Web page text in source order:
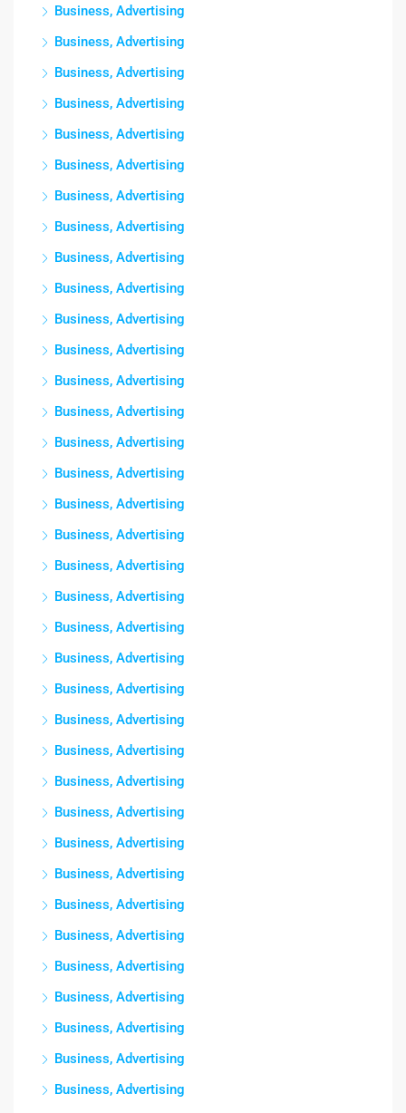
Business, Advertising
Business, Advertising
Business, Advertising
Business, Advertising
Business, Advertising
Business, Advertising
Business, Advertising
Business, Advertising
Business, Advertising
Business, Advertising
Business, Advertising
Business, Advertising
Business, Advertising
Business, Advertising
Business, Advertising
Business, Advertising
Business, Advertising
Business, Advertising
Business, Advertising
Business, Advertising
Business, Advertising
Business, Advertising
Business, Advertising
Business, Advertising
Business, Advertising
Business, Advertising
Business, Advertising
Business, Advertising
Business, Advertising
Business, Advertising
Business, Advertising
Business, Advertising
Business, Advertising
Business, Advertising
Business, Advertising
Business, Advertising